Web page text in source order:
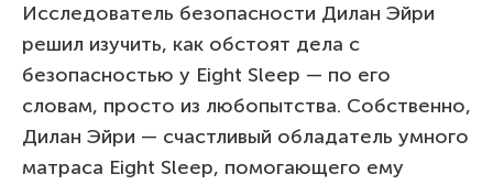
Исследователь безопасности Дилан Эйри
решил изучить, как обстоят дела с
безопасностью у Eight Sleep — по его
словам, просто из любопытства. Собственно,
Дилан Эйри — счастливый обладатель умного
матраса Eight Sleep, помогающего ему